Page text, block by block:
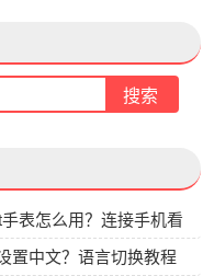
表怎么用？连接手机看
置中文？语言切换教程